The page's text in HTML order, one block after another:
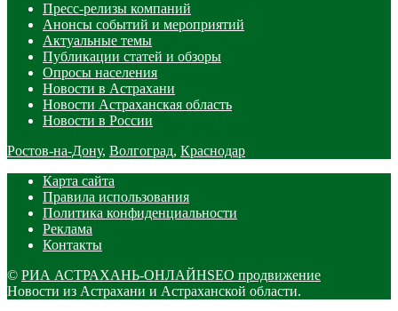
Пресс-релизы компаний
Анонсы событий и мероприятий
Актуальные темы
Публикации статей и обзоры
Опросы населения
Новости в Астрахани
Новости Астраханская область
Новости в России
Ростов-на-Дону, Волгоград, Краснодар
Карта сайта
Правила использования
Политика конфиденциальности
Реклама
Контакты
© РИА АСТРАХАНЬ-ОНЛАЙНSEO продвижение
Новости из Астрахани и Астраханской области.